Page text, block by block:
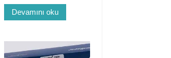
Devamını oku